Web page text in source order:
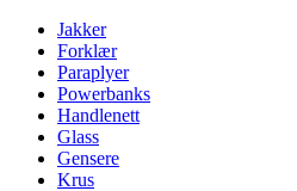
Jakker
Forklær
Paraplyer
Powerbanks
Handlenett
Glass
Gensere
Krus